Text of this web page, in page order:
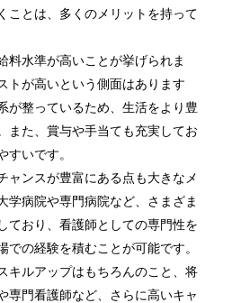
ことは、多くのメリットを持って
料水準が高いことが挙げられま
トが高いという側面はあります
が整っているため、生活をより豊
また、賞与や手当ても充実してお
すいです。
ャンスが豊富にある点も大きなメ
学病院や専門病院など、さまざま
ており、看護師としての専門性を
での経験を積むことが可能です。
キルアップはもちろんのこと、将
専門看護師など、さらに高いキャ